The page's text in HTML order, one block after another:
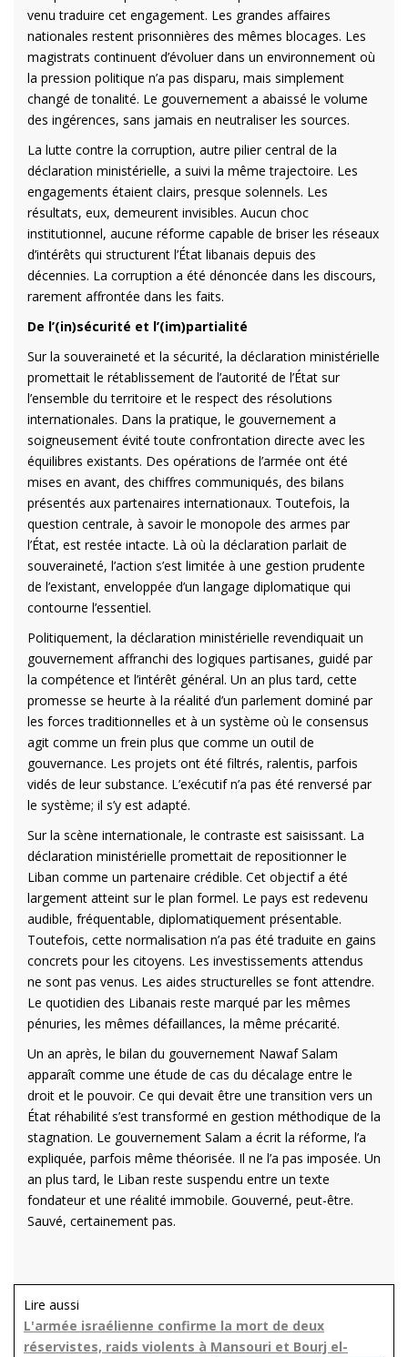
venu traduire cet engagement. Les grandes affaires
nationales restent prisonnières des mêmes blocages. Les
magistrats continuent d’évoluer dans un environnement où
la pression politique n’a pas disparu, mais simplement
changé de tonalité. Le gouvernement a abaissé le volume
des ingérences, sans jamais en neutraliser les sources.
La lutte contre la corruption, autre pilier central de la
déclaration ministérielle, a suivi la même trajectoire. Les
engagements étaient clairs, presque solennels. Les
résultats, eux, demeurent invisibles. Aucun choc
institutionnel, aucune réforme capable de briser les réseaux
d’intérêts qui structurent l’État libanais depuis des
décennies. La corruption a été dénoncée dans les discours,
rarement affrontée dans les faits.
De l’(in)sécurité et l’(im)partialité
Sur la souveraineté et la sécurité, la déclaration ministérielle
promettait le rétablissement de l’autorité de l’État sur
l’ensemble du territoire et le respect des résolutions
internationales. Dans la pratique, le gouvernement a
soigneusement évité toute confrontation directe avec les
équilibres existants. Des opérations de l’armée ont été
mises en avant, des chiffres communiqués, des bilans
présentés aux partenaires internationaux. Toutefois, la
question centrale, à savoir le monopole des armes par
l’État, est restée intacte. Là où la déclaration parlait de
souveraineté, l’action s’est limitée à une gestion prudente
de l’existant, enveloppée d’un langage diplomatique qui
contourne l’essentiel.
Politiquement, la déclaration ministérielle revendiquait un
gouvernement affranchi des logiques partisanes, guidé par
la compétence et l’intérêt général. Un an plus tard, cette
promesse se heurte à la réalité d’un parlement dominé par
les forces traditionnelles et à un système où le consensus
agit comme un frein plus que comme un outil de
gouvernance. Les projets ont été filtrés, ralentis, parfois
vidés de leur substance. L’exécutif n’a pas été renversé par
le système; il s’y est adapté.
Sur la scène internationale, le contraste est saisissant. La
déclaration ministérielle promettait de repositionner le
Liban comme un partenaire crédible. Cet objectif a été
largement atteint sur le plan formel. Le pays est redevenu
audible, fréquentable, diplomatiquement présentable.
Toutefois, cette normalisation n’a pas été traduite en gains
concrets pour les citoyens. Les investissements attendus
ne sont pas venus. Les aides structurelles se font attendre.
Le quotidien des Libanais reste marqué par les mêmes
pénuries, les mêmes défaillances, la même précarité.
Un an après, le bilan du gouvernement Nawaf Salam
apparaît comme une étude de cas du décalage entre le
droit et le pouvoir. Ce qui devait être une transition vers un
État réhabilité s’est transformé en gestion méthodique de la
stagnation. Le gouvernement Salam a écrit la réforme, l’a
expliquée, parfois même théorisée. Il ne l’a pas imposée. Un
an plus tard, le Liban reste suspendu entre un texte
fondateur et une réalité immobile. Gouverné, peut-être.
Sauvé, certainement pas.
Lire aussi
L'armée israélienne confirme la mort de deux
réservistes, raids violents à Mansouri et Bourj el-